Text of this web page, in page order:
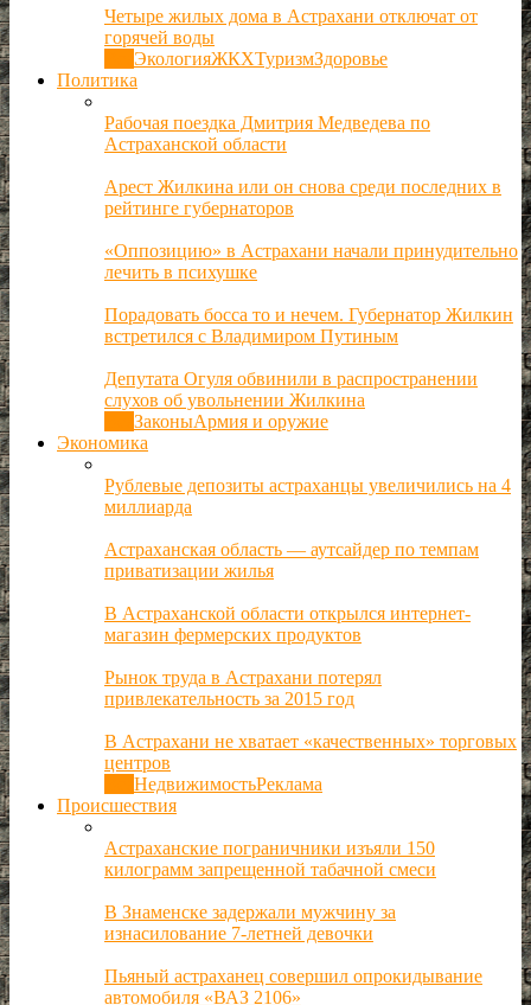
Четыре жилых дома в Астрахани отключат от
горячей воды
ЭкологияЖКХТуризмЗдоровье
Политика
Рабочая поездка Дмитрия Медведева по
Астраханской области
Арест Жилкина или он снова среди последних в
рейтинге губернаторов
«Оппозицию» в Астрахани начали принудительно
лечить в психушке
Порадовать босса то и нечем. Губернатор Жилкин
встретился с Владимиром Путиным
Депутата Огуля обвинили в распространении
слухов об увольнении Жилкина
ЗаконыАрмия и оружие
Экономика
Рублевые депозиты астраханцы увеличились на 4
миллиарда
Астраханская область — аутсайдер по темпам
приватизации жилья
В Астраханской области открылся интернет-
магазин фермерских продуктов
Рынок труда в Астрахани потерял
привлекательность за 2015 год
В Астрахани не хватает «качественных» торговых
центров
НедвижимостьРеклама
Происшествия
Астраханские пограничники изъяли 150
килограмм запрещенной табачной смеси
В Знаменске задержали мужчину за
изнасилование 7-летней девочки
Пьяный астраханец совершил опрокидывание
автомобиля «ВАЗ 2106»